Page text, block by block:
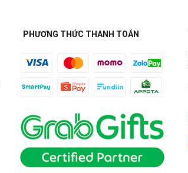
PHƯƠNG THỨC THANH TOÁN